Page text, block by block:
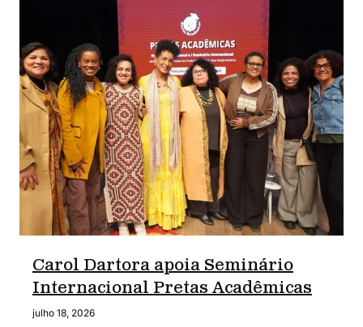
Carol Dartora apoia Seminário
Internacional Pretas Acadêmicas
julho 18, 2026